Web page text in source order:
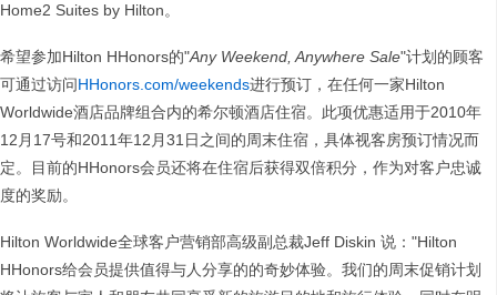
Home2 Suites by Hilton。
希望参加Hilton HHonors的"Any Weekend, Anywhere Sale"计划的顾客
可通过访问HHonors.com/weekends进行预订，在任何一家Hilton
Worldwide酒店品牌组合内的希尔顿酒店住宿。此项优惠适用于2010年
12月17号和2011年12月31日之间的周末住宿，具体视客房预订情况而
定。目前的HHonors会员还将在住宿后获得双倍积分，作为对客户忠诚
度的奖励。
Hilton Worldwide全球客户营销部高级副总裁Jeff Diskin 说："Hilton
HHonors给会员提供值得与人分享的的奇妙体验。我们的周末促销计划